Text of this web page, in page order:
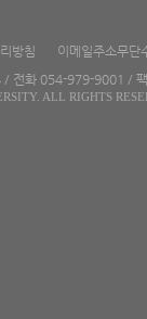
방침
이메일주소무단
/ 전화 054-979-9001 /
ALL RIGHTS